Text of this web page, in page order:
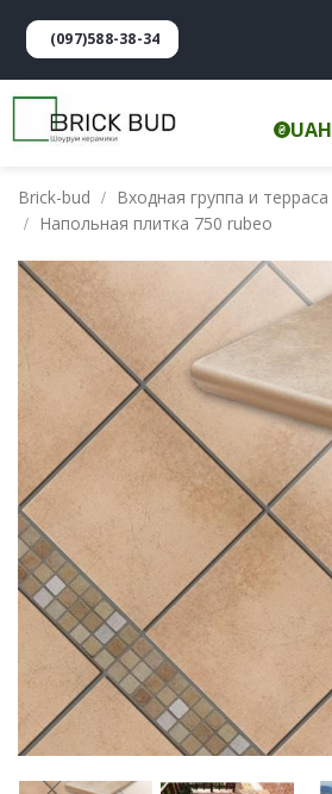
(097)588-38-34
UAH
Brick-bud Входная группа и терраса
Напольная плитка 750 rubeo